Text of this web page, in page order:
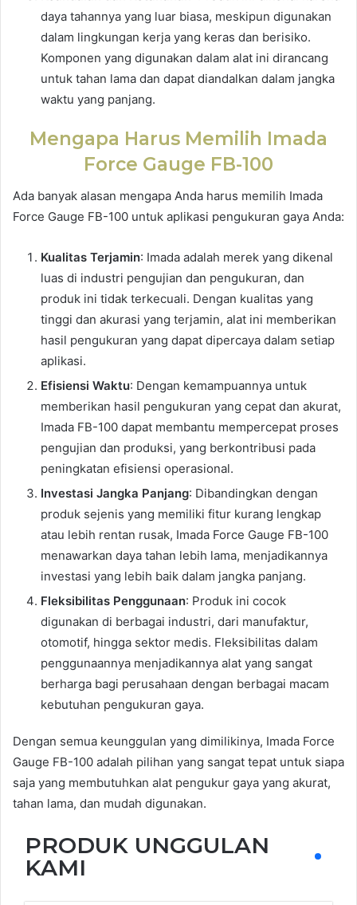
daya tahannya yang luar biasa, meskipun digunakan
dalam lingkungan kerja yang keras dan berisiko.
Komponen yang digunakan dalam alat ini dirancang
untuk tahan lama dan dapat diandalkan dalam jangka
waktu yang panjang.
Mengapa Harus Memilih Imada
Force Gauge FB-100
Ada banyak alasan mengapa Anda harus memilih Imada
Force Gauge FB-100 untuk aplikasi pengukuran gaya Anda:
Kualitas Terjamin: Imada adalah merek yang dikenal
luas di industri pengujian dan pengukuran, dan
produk ini tidak terkecuali. Dengan kualitas yang
tinggi dan akurasi yang terjamin, alat ini memberikan
hasil pengukuran yang dapat dipercaya dalam setiap
aplikasi.
Efisiensi Waktu: Dengan kemampuannya untuk
memberikan hasil pengukuran yang cepat dan akurat,
Imada FB-100 dapat membantu mempercepat proses
pengujian dan produksi, yang berkontribusi pada
peningkatan efisiensi operasional.
Investasi Jangka Panjang: Dibandingkan dengan
produk sejenis yang memiliki fitur kurang lengkap
atau lebih rentan rusak, Imada Force Gauge FB-100
menawarkan daya tahan lebih lama, menjadikannya
investasi yang lebih baik dalam jangka panjang.
Fleksibilitas Penggunaan: Produk ini cocok
digunakan di berbagai industri, dari manufaktur,
otomotif, hingga sektor medis. Fleksibilitas dalam
penggunaannya menjadikannya alat yang sangat
berharga bagi perusahaan dengan berbagai macam
kebutuhan pengukuran gaya.
Dengan semua keunggulan yang dimilikinya, Imada Force
Gauge FB-100 adalah pilihan yang sangat tepat untuk siapa
saja yang membutuhkan alat pengukur gaya yang akurat,
tahan lama, dan mudah digunakan.
PRODUK UNGGULAN
KAMI